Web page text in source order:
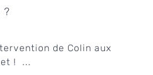
?
de Colin aux
! ...